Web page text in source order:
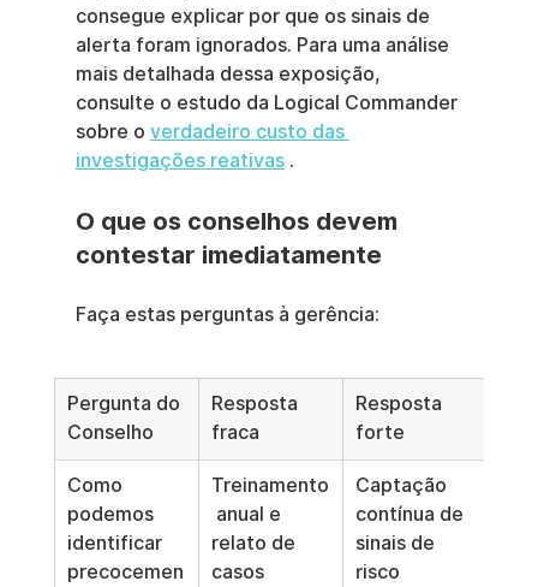
consegue explicar por que os sinais de
alerta foram ignorados. Para uma análise
mais detalhada dessa exposição,
consulte o estudo da Logical Commander
sobre o verdadeiro custo das
investigações reativas .
O que os conselhos devem
contestar imediatamente
Faça estas perguntas à gerência:
Pergunta do
Conselho
Resposta
fraca
Resposta
forte
Como
podemos
identificar
precocemen
Treinamento
anual e
relato de
casos
Captação
contínua de
sinais de
risco